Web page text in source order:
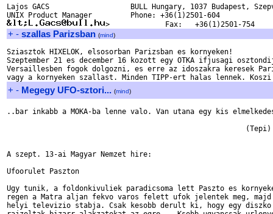
Lajos GACS                   BULL Hungary, 1037 Budapest,
+ - szallas Parizsban (mind)
Sziasztok HIXELOK, elsosorban Parizsban es kornyeken!
Szeptember 21 es december 16 kozott egy OTKA ifjusagi
Versaillesben fogok dolgozni, es erre az idoszakra keresek
+ - Megegy UFO-sztori... (mind)
..bar inkabb a MOKA-ba lenne valo. Van utana egy kis
                                                        (Tepi)
A szept. 13-ai Magyar Nemzet hire:
Ufoorulet Paszton
Ugy tunik, a foldonkivuliek paradicsoma lett Paszto es
regen a Matra aljan fekvo varos felett ufok jelentek meg, majd
helyi televizio stabja. Csak kesobb derult ki, hogy egy diszko